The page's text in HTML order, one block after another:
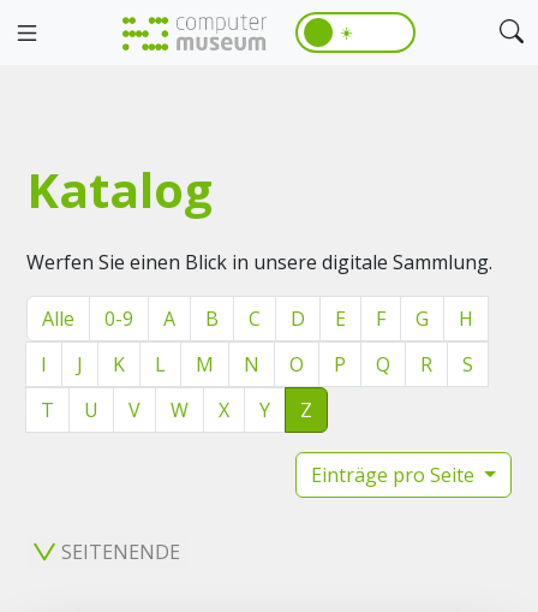
☀️
Katalog
Werfen Sie einen Blick in unsere digitale Sammlung.
Alle 0-9 A B C D E F G
H
I
J K L M N O P Q R
S
T
U V W X Y Z
Einträge pro Seite
SEITENENDE